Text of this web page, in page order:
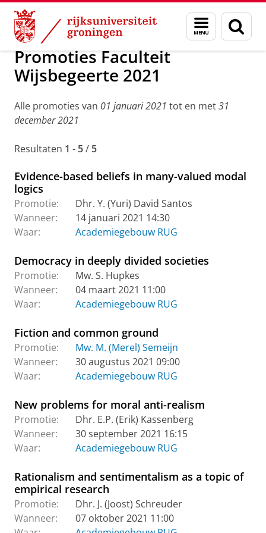
Skip
Content
Skip
Navigation
Menu
en
zoeken
Onderzoek Promoties: archief
Promoties Faculteit
Wijsbegeerte 2021
Alle promoties van 01 januari 2021 tot en met31
december 2021
Resultaten 1 - 5/ 5
Evidence-based beliefs in many-valued modal
logics
Promotie:
Dhr. Y. (Yuri) David Santos
Wanneer:
14 januari 2021 14:30
Waar:
Academiegebouw RUG
Democracy in deeply divided societies
Promotie:
Mw. S. Hupkes
Wanneer:
04 maart 2021 11:00
Waar:
Academiegebouw RUG
Fiction and common ground
Promotie:
Mw. M. (Merel) Semeijn
Wanneer:
30 augustus 2021 09:00
Waar:
Academiegebouw RUG
New problems for moral anti-realism
Promotie:
Dhr. E.P. (Erik) Kassenberg
Wanneer:
30 september 2021 16:15
Waar:
Academiegebouw RUG
Rationalism and sentimentalism as a topic of
empirical research
Promotie:
Dhr. J. (Joost) Schreuder
Wanneer:
07 oktober 2021 11:00